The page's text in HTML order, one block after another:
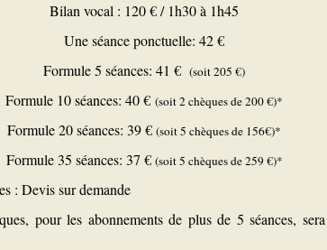
Bilan vocal : 120 € / 1h30 à 1h45
Une séance ponctuelle: 42 €
Formule 5 séances: 41 € (soit 205 €)
Formule 10 séances: 40 € (soit 2 chèques de 200 €)*
Formule 20 séances: 39 € (soit 5 chèques de 156€)*
Formule 35 séances: 37 € (soit 5 chèques de 259 €)*
: Devis sur demande
pour les abonnements de plus de 5 séances,